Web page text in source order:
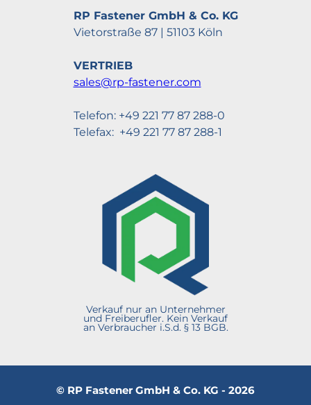
RP Fastener GmbH & Co. KG
Vietorstraße 87 | 51103 Köln
VERTRIEB
sales@rp-fastener.com
Telefon: +49 221 77 87 288-0
Telefax: +49 221 77 87 288-1
Verkauf nur an Unternehmer
und Freiberufler. Kein Verkauf
an Verbraucher i.S.d. § 13 BGB.
© RP Fastener GmbH & Co. KG - 2026